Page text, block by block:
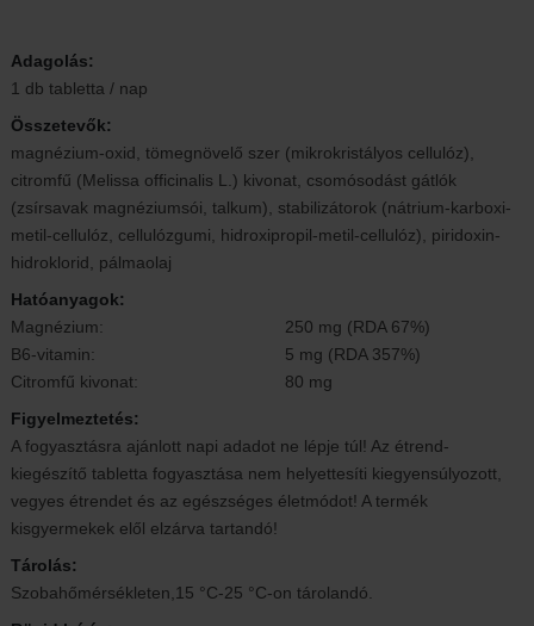
Adagolás:
1 db tabletta / nap
Összetevők:
magnézium-oxid, tömegnövelő szer (mikrokristályos cellulóz),
citromfű (Melissa officinalis L.) kivonat, csomósodást gátlók
(zsírsavak magnéziumsói, talkum), stabilizátorok (nátrium-karboxi-
metil-cellulóz, cellulózgumi, hidroxipropil-metil-cellulóz), piridoxin-
hidroklorid, pálmaolaj
Hatóanyagok:
Magnézium:
250 mg (RDA 67%)
B6-vitamin:
5 mg (RDA 357%)
Citromfű kivonat:
80 mg
Figyelmeztetés:
A fogyasztásra ajánlott napi adadot ne lépje túl! Az étrend-
kiegészítő tabletta fogyasztása nem helyettesíti kiegyensúlyozott,
vegyes étrendet és az egészséges életmódot! A termék
kisgyermekek elől elzárva tartandó!
Tárolás:
Szobahőmérsékleten,15 °C-25 °C-on tárolandó.